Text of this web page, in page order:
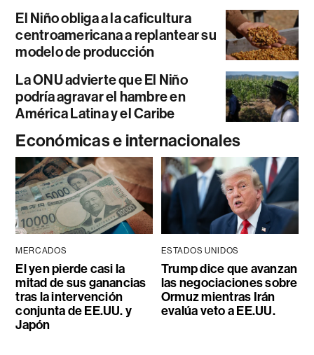
El Niño obliga a la caficultura
centroamericana a replantear su
modelo de producción
La ONU advierte que El Niño
podría agravar el hambre en
América Latina y el Caribe
Económicas e internacionales
MERCADOS
El yen pierde casi la
mitad de sus ganancias
tras la intervención
conjunta de EE.UU. y
Japón
ESTADOS UNIDOS
Trump dice que avanzan
las negociaciones sobre
Ormuz mientras Irán
evalúa veto a EE.UU.